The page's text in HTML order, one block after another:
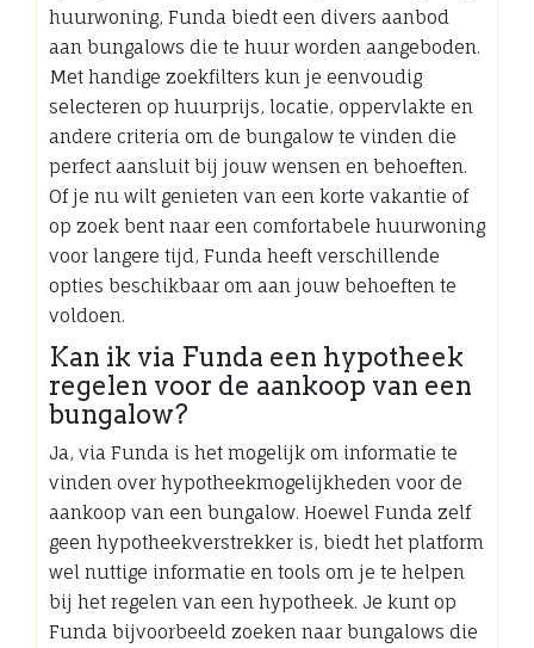
huurwoning, Funda biedt een divers aanbod
aan bungalows die te huur worden aangeboden.
Met handige zoekfilters kun je eenvoudig
selecteren op huurprijs, locatie, oppervlakte en
andere criteria om de bungalow te vinden die
perfect aansluit bij jouw wensen en behoeften.
Of je nu wilt genieten van een korte vakantie of
op zoek bent naar een comfortabele huurwoning
voor langere tijd, Funda heeft verschillende
opties beschikbaar om aan jouw behoeften te
voldoen.
Kan ik via Funda een hypotheek
regelen voor de aankoop van een
bungalow?
Ja, via Funda is het mogelijk om informatie te
vinden over hypotheekmogelijkheden voor de
aankoop van een bungalow. Hoewel Funda zelf
geen hypotheekverstrekker is, biedt het platform
wel nuttige informatie en tools om je te helpen
bij het regelen van een hypotheek. Je kunt op
Funda bijvoorbeeld zoeken naar bungalows die